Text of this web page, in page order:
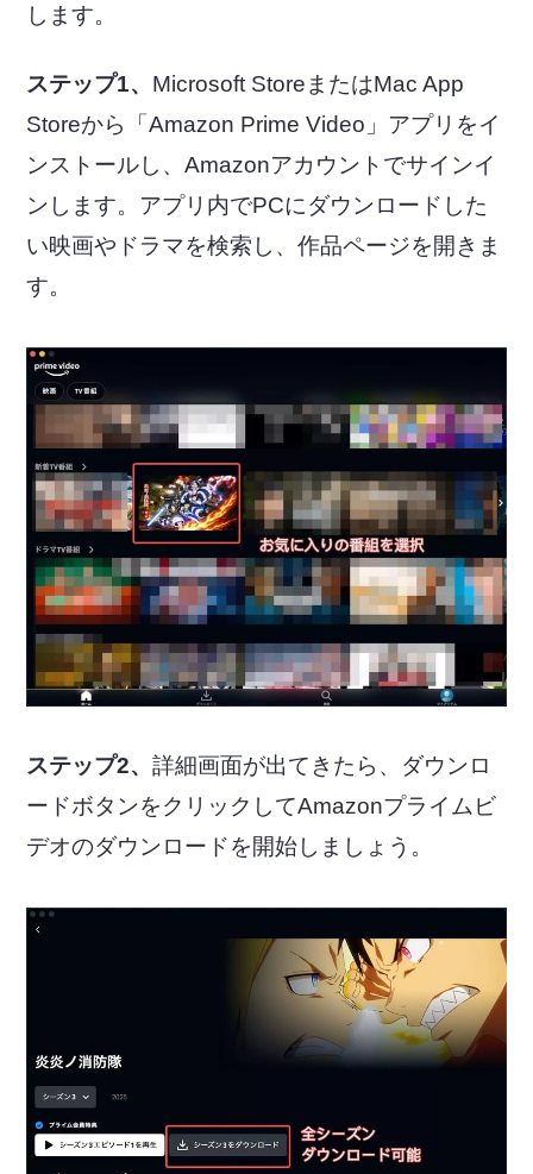
します。
ステップ1、 Microsoft StoreまたはMac App
Storeから「Amazon Prime Video」アプリをイ
ンストールし、Amazonアカウントでサインイ
ンします。アプリ内でPCにダウンロードした
い映画やドラマを検索し、作品ページを開きま
す。
ステップ2、詳細画面が出てきたら、ダウンロ
ードボタンをクリックしてAmazonプライムビ
デオのダウンロードを開始しましょう。